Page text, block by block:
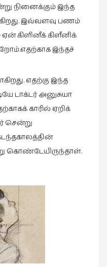
நினைக்கும் இந்த
இவ்வளவு பணம்
ஏன் கிளினீக் கிளீனிக்
இந்தச்
எதற்கு இந்த
டாக்டர் அனுசுயா
காரில் ஏறிக்
சென்று
கொண்டேயிருந்தாள்.